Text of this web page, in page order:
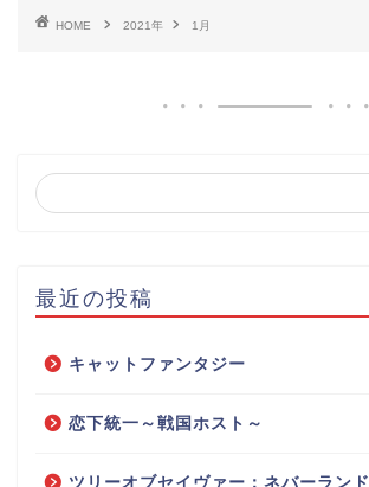
HOME 2021年 1月
最近の投稿
キャットファンタジー
恋下統一～戦国ホスト～
ツリーオブセイヴァー：ネバーランド